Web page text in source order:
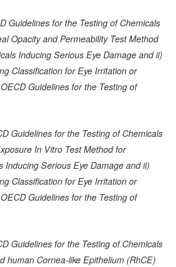
Guidelines for the Testing of Chemicals
Opacity and Permeability Test Method
Inducing Serious Eye Damage and ii)
Classification for Eye Irritation or
Guidelines for the Testing of
Guidelines for the Testing of Chemicals
In Vitro Test Method for
Inducing Serious Eye Damage and ii)
Classification for Eye Irritation or
Guidelines for the Testing of
Guidelines for the Testing of Chemicals
human Cornea-like Epithelium (RhCE)